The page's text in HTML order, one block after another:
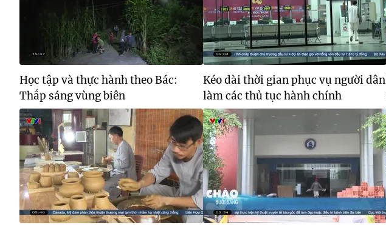
Học tập và thực hành theo Bác:
Thắp sáng vùng biên
Kéo dài thời gian phục vụ người dân
làm các thủ tục hành chính